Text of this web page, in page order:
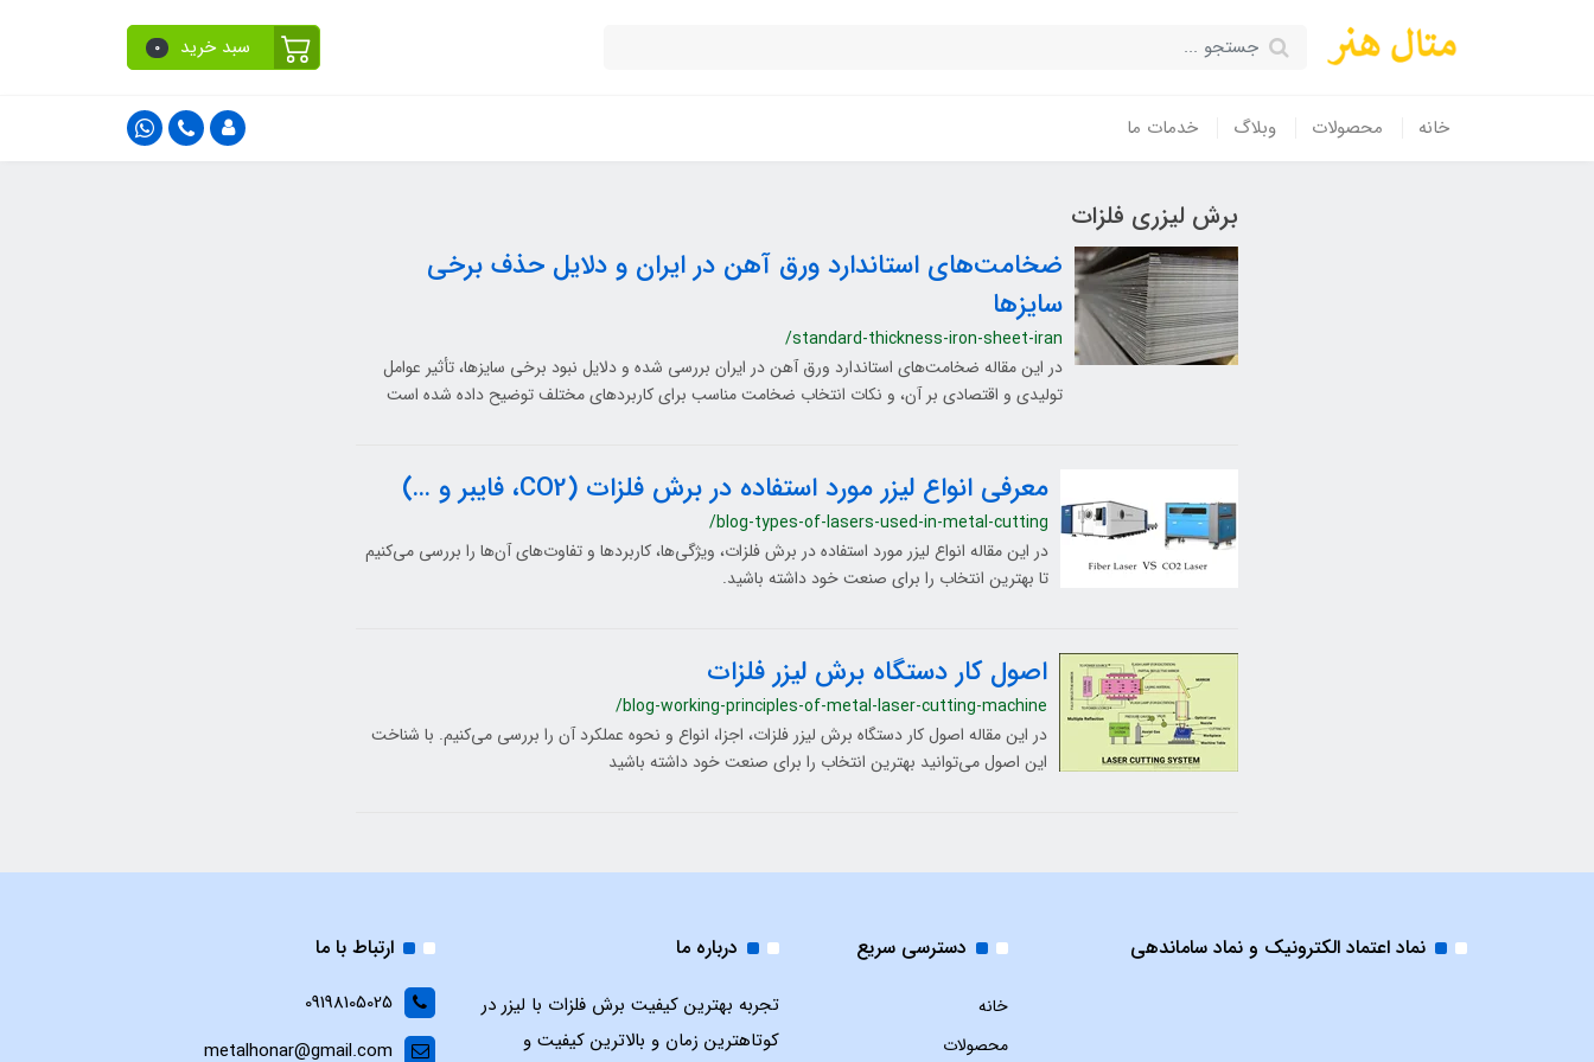
سبد خرید 0
خانه محصولات وبلاگ خدمات ما
برش لیزری فلزات
ضخامت‌های استاندارد ورق آهن در ایران و دلایل حذف برخی
سایزها
/standard-thickness-iron-sheet-iran
در این مقاله ضخامت‌های استاندارد ورق آهن در ایران بررسی شده و دلایل نبود برخی سایزها، تأثیر عوامل
تولیدی و اقتصادی بر آن، و نکات انتخاب ضخامت مناسب برای کاربردهای مختلف توضیح داده شده است
معرفی انواع لیزر مورد استفاده در برش فلزات (CO2، فایبر و …)
/blog-types-of-lasers-used-in-metal-cutting
در این مقاله انواع لیزر مورد استفاده در برش فلزات، ویژگی‌ها، کاربردها و تفاوت‌های آن‌ها را بررسی می‌کنیم
تا بهترین انتخاب را برای صنعت خود داشته باشید.
اصول کار دستگاه برش لیزر فلزات
/blog-working-principles-of-metal-laser-cutting-machine
در این مقاله اصول کار دستگاه برش لیزر فلزات، اجزا، انواع و نحوه عملکرد آن را بررسی می‌کنیم. با شناخت
این اصول می‌توانید بهترین انتخاب را برای صنعت خود داشته باشید
نماد اعتماد الکترونیک و نماد ساماندهی دسترسی سریع
خانه
محصولات
درباره ما
تجربه بهترین کیفیت برش فلزات با لیزر در
کوتاهترین زمان و بالاترین کیفیت و
ارتباط با ما
09198105025
metalhonar@gmail.com